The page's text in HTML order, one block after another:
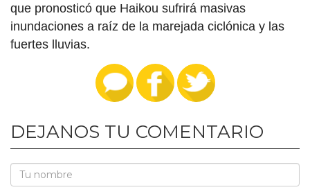
que pronosticó que Haikou sufrirá masivas
inundaciones a raíz de la marejada ciclónica y las
fuertes lluvias.
DEJANOS TU COMENTARIO